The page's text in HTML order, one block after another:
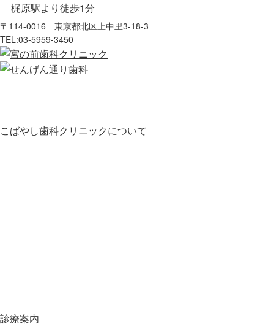
梶原駅より徒歩1分
〒114-0016 東京都北区上中里3-18-3
TEL:03-5959-3450
こばやし歯科クリニックについて
診療案内